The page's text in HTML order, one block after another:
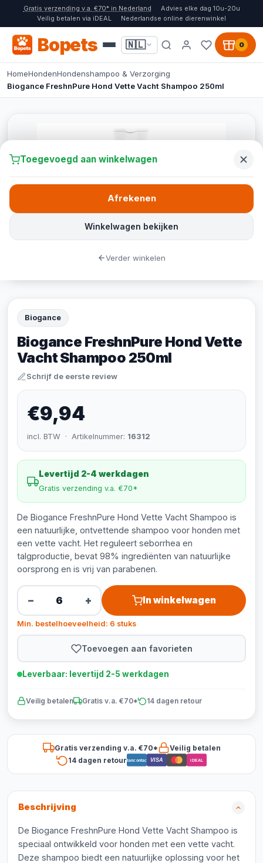
Gratis verzending v.a. €70* in Nederland
Advies elke dag 10u-20u
Veilig betalen via iDEAL
Nederlandse online dierenwinkel
Bopets 🇳🇱 0
HomeHondenHondenshampoo & Verzorging
Biogance FreshnPure Hond Vette Vacht Shampoo 250ml
Biogance
Biogance FreshnPure Hond Vette
Vacht Shampoo 250ml
Schrijf de eerste review
€9,94
incl. BTW · Artikelnummer: 16312
Levertijd 2-4 werkdagen
Gratis verzending v.a. €70*
De Biogance FreshnPure Hond Vette Vacht Shampoo is
een natuurlijke, ontvettende shampoo voor honden met
een vette vacht. Het reguleert seborrhea en
talgproductie, bevat 98% ingrediënten van natuurlijke
oorsprong en is vrij van parabenen.
− + In winkelwagen
Min. bestelhoeveelheid: 6 stuks
Toevoegen aan favorieten
Leverbaar: levertijd 2-5 werkdagen
Veilig betalen Gratis v.a. €70* 14 dagen retour
Gratis verzending v.a. €70*
Veilig betalen
14 dagen retourBancontact VISA iDEAL
Beschrijving
De Biogance FreshnPure Hond Vette Vacht Shampoo is
speciaal ontwikkeld voor honden met een vette vacht.
Deze shampoo biedt een natuurlijke oplossing voor het
Toegevoegd aan winkelwagen
Winkelwagen bekijken
Afrekenen
Verder winkelen